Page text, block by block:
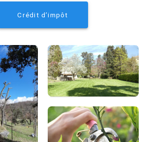
Crédit d’impôt